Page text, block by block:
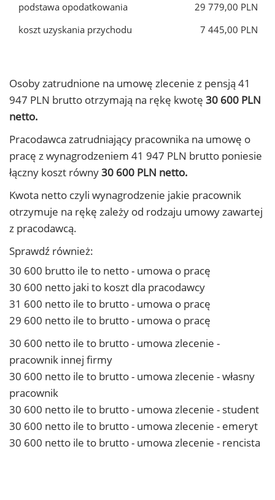
podstawa opodatkowania
29 779,00 PLN
koszt uzyskania przychodu
7 445,00 PLN
Osoby zatrudnione na umowę zlecenie z pensją 41
947 PLN brutto otrzymają na rękę kwotę 30 600 PLN
netto.
Pracodawca zatrudniający pracownika na umowę o
pracę z wynagrodzeniem 41 947 PLN brutto poniesie
łączny koszt równy30 600 PLN netto.
Kwota netto czyli wynagrodzenie jakie pracownik
otrzymuje na rękę zależy od rodzaju umowy zawartej
z pracodawcą.
Sprawdź również:
30 600 brutto ile to netto - umowa o pracę
30 600 netto jaki to koszt dla pracodawcy
31 600 netto ile to brutto - umowa o pracę
29 600 netto ile to brutto - umowa o pracę
30 600 netto ile to brutto - umowa zlecenie -
pracownik innej firmy
30 600 netto ile to brutto - umowa zlecenie - własny
pracownik
30 600 netto ile to brutto - umowa zlecenie - student
30 600 netto ile to brutto - umowa zlecenie - emeryt
30 600 netto ile to brutto - umowa zlecenie - rencista